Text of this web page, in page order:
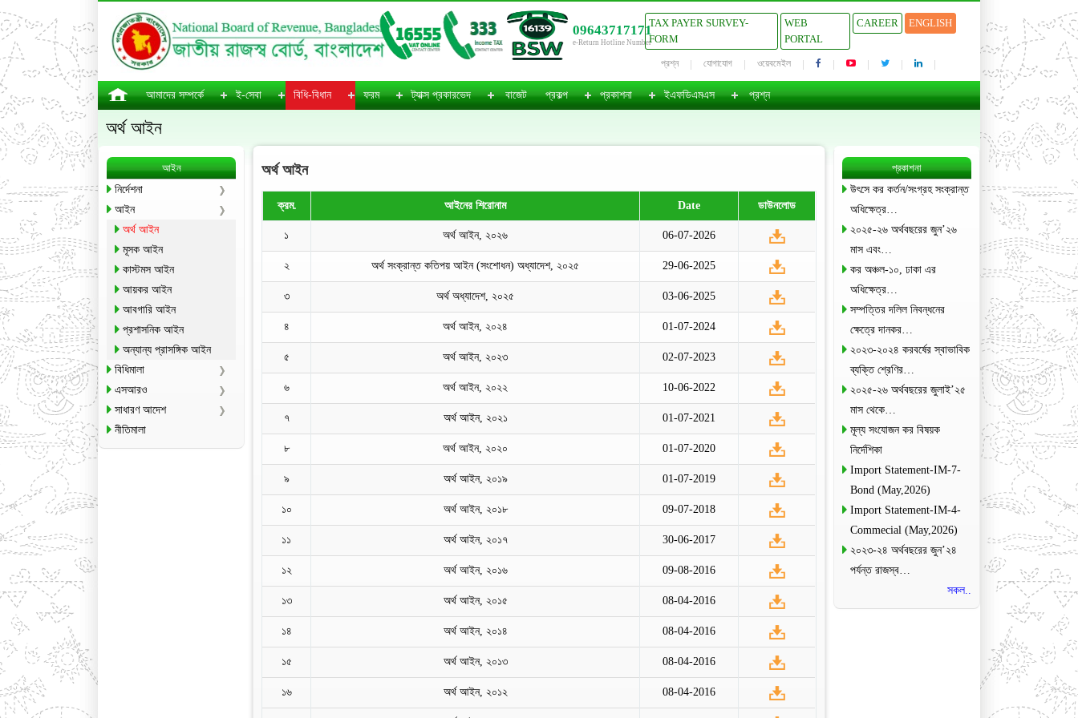
09643717171
e-Return Hotline Number
TAX PAYER SURVEY-
FORM
WEB
PORTAL
CAREER ENGLISH
প্রশ্ন যোগাযোগ ওয়েবমেইল
আমাদের সম্পর্কে ই-সেবা বিধি-বিধান ফরম ট্যাক্স প্রকারভেদ বাজেট প্রকল্প প্রকাশনা ইএফডিএমএস প্রশ্ন
অর্থ আইন
আইন
নির্দেশনা
আইন
অর্থ আইন
মূসক আইন
কাস্টমস আইন
আয়কর আইন
আবগারি আইন
প্রশাসনিক আইন
অন্যান্য প্রাসঙ্গিক আইন
বিধিমালা
এসআরও
সাধারণ আদেশ
নীতিমালা
অর্থ আইন
ক্রম. আইনের শিরোনাম Date ডাউনলোড
১ অর্থ আইন, ২০২৬ 06-07-2026
২ অর্থ সংক্রান্ত কতিপয় আইন (সংশোধন) অধ্যাদেশ, ২০২৫ 29-06-2025
৩ অর্থ অধ্যাদেশ, ২০২৫ 03-06-2025
৪ অর্থ আইন, ২০২৪ 01-07-2024
৫ অর্থ আইন, ২০২৩ 02-07-2023
৬ অর্থ আইন, ২০২২ 10-06-2022
৭ অর্থ আইন, ২০২১ 01-07-2021
৮ অর্থ আইন, ২০২০ 01-07-2020
৯ অর্থ আইন, ২০১৯ 01-07-2019
১০ অর্থ আইন, ২০১৮ 09-07-2018
১১ অর্থ আইন, ২০১৭ 30-06-2017
১২ অর্থ আইন, ২০১৬ 09-08-2016
১৩ অর্থ আইন, ২০১৫ 08-04-2016
১৪ অর্থ আইন, ২০১৪ 08-04-2016
১৫ অর্থ আইন, ২০১৩ 08-04-2016
১৬ অর্থ আইন, ২০১২ 08-04-2016
প্রকাশনা
উৎসে কর কর্তন/সংগ্রহ সংক্রান্ত
অধিক্ষেত্র…
২০২৫-২৬ অর্থবছরের জুন’২৬
মাস এবং…
কর অঞ্চল-১০, ঢাকা এর
অধিক্ষেত্র…
সম্পত্তির দলিল নিবন্ধনের
ক্ষেত্রে দানকর…
২০২৩-২০২৪ করবর্ষের স্বাভাবিক
ব্যক্তি শ্রেণির…
২০২৫-২৬ অর্থবছরের জুলাই’২৫
মাস থেকে…
মূল্য সংযোজন কর বিষয়ক
নির্দেশিকা
Import Statement-IM-7-
Bond (May,2026)
Import Statement-IM-4-
Commecial (May,2026)
২০২৩-২৪ অর্থবছরের জুন’২৪
পর্যন্ত রাজস্ব…
সকল..